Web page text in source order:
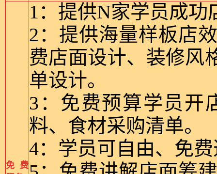
免费
1：提供N家学员成功
2：提供海量样板店
费店面设计、装修风
单设计。
3：免费预算学员开
料、食材采购清单。
4：学员可自由、免